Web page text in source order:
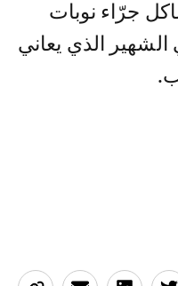
جرّاء نوبات
الذي يعاني